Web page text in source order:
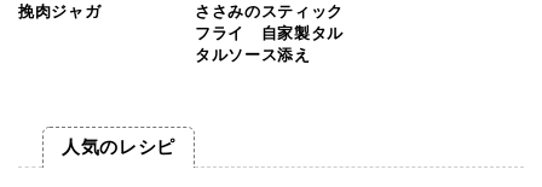
挽肉ジャガ
ささみのスティック
フライ 自家製タル
タルソース添え
人気のレシピ